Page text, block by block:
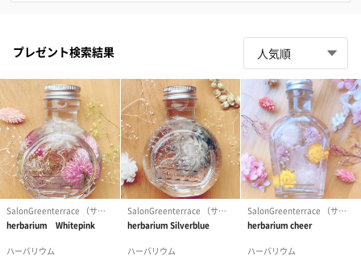
プレゼント検索結果